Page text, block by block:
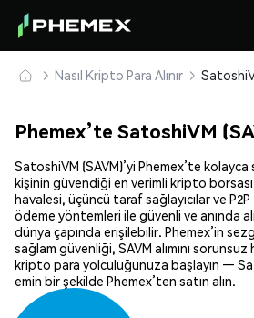
Nasıl Kripto Para Alınır
Phemex’te SatoshiVM
SatoshiVM (SAVM)’yi Phemex’te
kişinin güvendiği en verimli kripto
havalesi, üçüncü taraf sağlayıcılar ve
ödeme yöntemleri ile güvenli ve anında
dünya çapında erişilebilir. Phemex’in
sağlam güvenliği, SAVM alımını
kripto para yolculuğunuza başlayın —
emin bir şekilde Phemex’ten satın alın.